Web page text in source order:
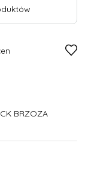
BRZOZA